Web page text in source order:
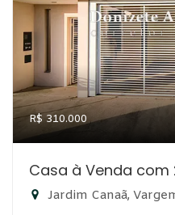
R$ 310.000
Casa à Venda com
Jardim Canaã,